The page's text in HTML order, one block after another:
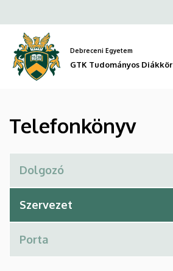
GTK
Tudományos
Diákkör
a
tartalomra
Debreceni Egyetem
GTK Tudományos Diákkör
Telefonkönyv